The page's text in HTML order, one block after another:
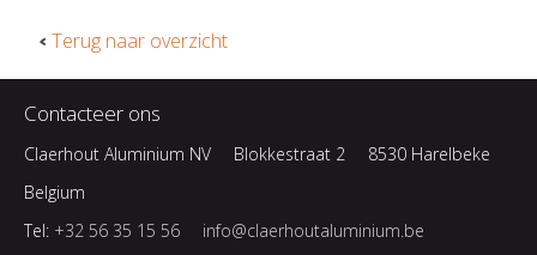
Terug naar overzicht
Contacteer ons
Claerhout Aluminium NV Blokkestraat 2
8530 Harelbeke
Belgium
Tel: +32 56 35 15 56
info@claerhoutaluminium.be